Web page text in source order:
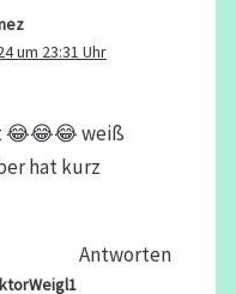
um 23:31 Uhr
😂😂😂 weiß
hat kurz
Antworten